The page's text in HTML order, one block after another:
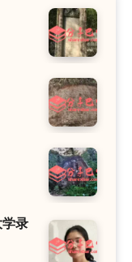
录